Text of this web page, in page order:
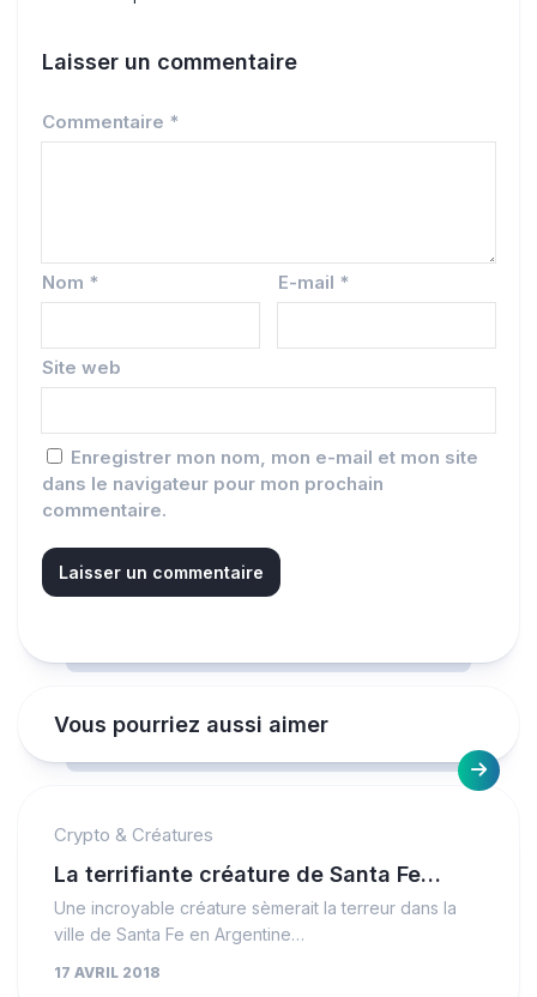
Laisser un commentaire
Commentaire *
Nom * E-mail *
Site web
Enregistrer mon nom, mon e-mail et mon site
dans le navigateur pour mon prochain
commentaire.
Vous pourriez aussi aimer
Crypto & Créatures
La terrifiante créature de Santa Fe…
Une incroyable créature sèmerait la terreur dans la
ville de Santa Fe en Argentine…
17 AVRIL 2018